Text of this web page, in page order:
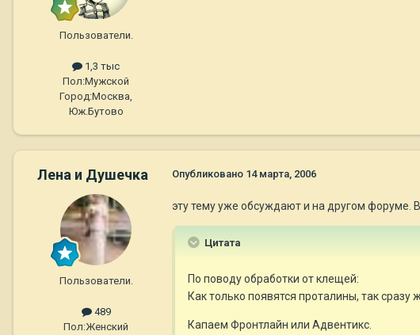
Пользователи.
1,3 тыс
Пол:Мужской
Город:Москва,
Юж.Бутово
Лена и Душечка
Пользователи.
489
Пол:Женский
Опубликовано 14 марта, 2006
эту тему уже обсуждают и на другом форуме.
Цитата
По поводу обработки от клещей:
Как только появятся проталины, так сразу
Капаем Фронтлайн или Адвентикс.